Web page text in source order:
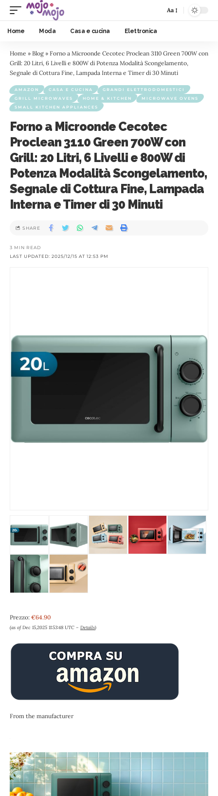
Aa
Home Moda Casa e cucina Elettronica
Home » Blog » Forno a Microonde Cecotec Proclean 3110 Green 700W con
Grill: 20 Litri, 6 Livelli e 800W di Potenza Modalità Scongelamento,
Segnale di Cottura Fine, Lampada Interna e Timer di 30 Minuti
AMAZON CASA E CUCINA
GRANDI ELETTRODOMESTICI
GRILL MICROWAVES
HOME & KITCHEN
MICROWAVE OVENS
SMALL KITCHEN APPLIANCES
Forno a Microonde Cecotec
Proclean 3110 Green 700W con
Grill: 20 Litri, 6 Livelli e 800W di
Potenza Modalità Scongelamento,
Segnale di Cottura Fine, Lampada
Interna e Timer di 30 Minuti
LAST UPDATED: 2025/12/15 AT 12:53 PM
3 MIN READ
SHARE
Prezzo: €64.90
(as of Dec 15,2025 11:53:48 UTC – Details)
From the manufacturer